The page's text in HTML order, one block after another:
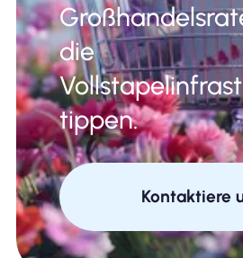
die
tippen.
Kontaktiere